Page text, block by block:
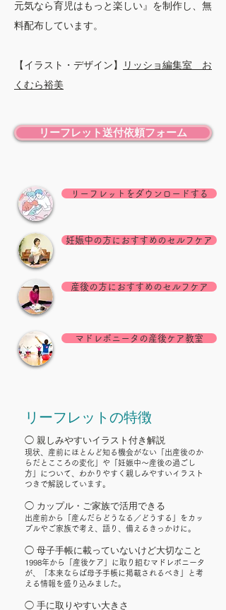
元気なら育児はもっと楽しい』を制作し、無
料配布しています。
【イラスト・デザイン】
リッショ編集室 お
くむら裕美
リーフレット送付依頼フォーム
リーフレットをダウンロードする
妊娠中の方におすすめのセルフケア
産後の方におすすめのセルフケア
マドレボニータの産後ケア教室
​リーフレットの特徴
◯ 親しみやすいイラスト付き解説
現状、産前にほとんど知る機会がない「出産後のか
らだとこころの変化」や「妊娠中〜産後の過ごし
方」について、わかりやすく親しみやすいイラスト
つきで解説しています。
◯ カップル・ご家族で活用できる
​出産前から「産んだらどうなる／どうする」をカッ
プルやご家族で考え、語り、備えるきっかけに。
◯ 母子手帳に載っていないけど大切なこと
1998年から「産後ケア」に取り組むマドレボニータ
が、「本来ならば母子手帳に掲載されるべき」と考
える情報を盛り込みました。
◯ 手に取りやすい大きさ